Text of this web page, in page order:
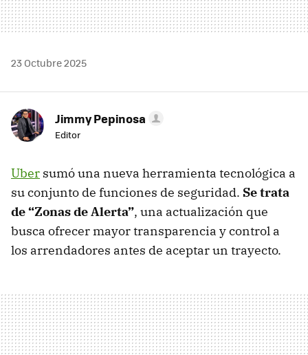
23 Octubre 2025
Jimmy Pepinosa
Editor
Uber sumó una nueva herramienta tecnológica a
su conjunto de funciones de seguridad. Se trata
de “Zonas de Alerta”, una actualización que
busca ofrecer mayor transparencia y control a
los arrendadores antes de aceptar un trayecto.